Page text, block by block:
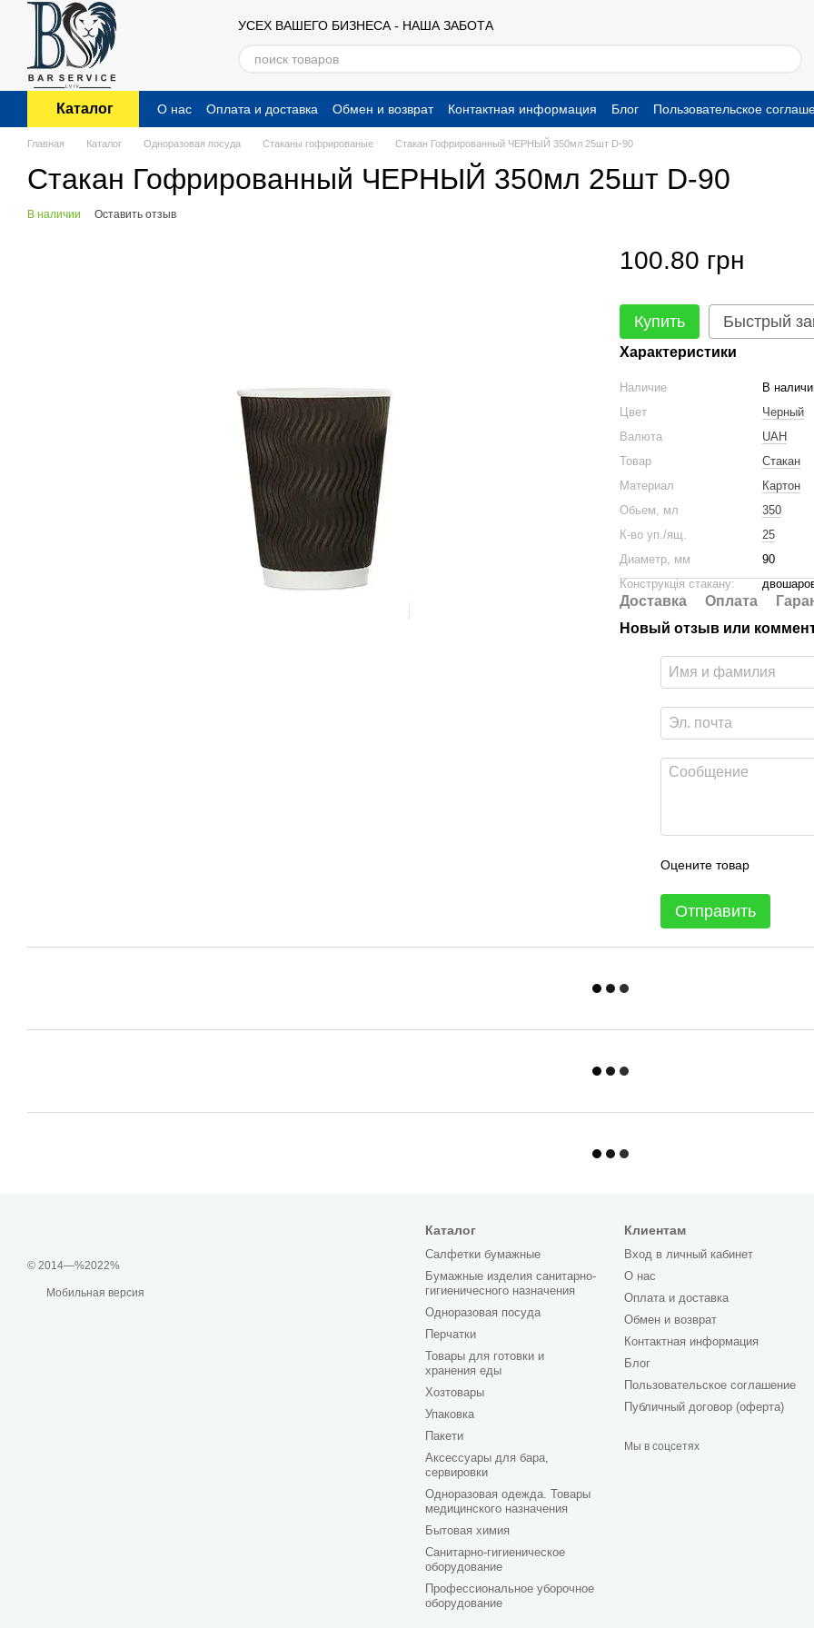
Перейти к основному контенту
УСЕХ ВАШЕГО БИЗНЕСА - НАША ЗАБОТА
Каталог О нас Оплата и доставка Обмен и возврат Контактная информация Блог
Пользовательское
Публичный договор (оферта)
Главная Каталог Одноразовая посуда Стаканы гофрированые Стакан Гофрированный ЧЕРНЫЙ 350мл 25шт D-90
Стакан Гофрированный ЧЕРНЫЙ 350мл 25шт D-90
В наличии Оставить отзыв
100.80 грн
Купить Быстрый
Характеристики
Наличие
В
Цвет
Черный
Валюта
UAH
Товар
Стакан
Материал
Картон
Обьем, мл
350
К-во уп./ящ.
25
Диаметр, мм
90
Конструкція стакану:
Доставка Оплата
Новый отзыв или
Оцените товар
Отправить
© 2014—%2022%
Мобильная версия
Каталог
Салфетки бумажные
Бумажные изделия санитарно-
гигиеничесного назначения
Одноразовая посуда
Перчатки
Товары для готовки и
хранения еды
Хозтовары
Упаковка
Пакети
Аксессуары для бара,
сервировки
Одноразовая одежда. Товары
медицинского назначения
Бытовая химия
Санитарно-гигиеническое
оборудование
Профессиональное уборочное
оборудование
Клиентам
Вход в личный кабинет
О нас
Оплата и доставка
Обмен и возврат
Контактная информация
Блог
Пользовательское соглашение
Публичный договор (оферта)
Мы в соцсетях